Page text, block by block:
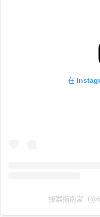
在
接案指南宮（